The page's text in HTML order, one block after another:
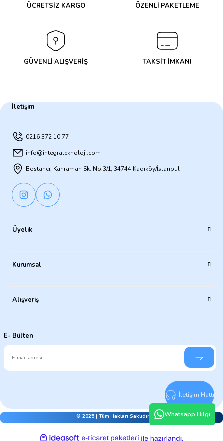
ÜCRETSİZ KARGO ÖZENLİ PAKETLEME
GÜVENLİ ALIŞVERİŞ TAKSİT İMKANI
İletişim
0216 372 10 77
info@integrateknoloji.com
Bostancı, Kahraman Sk. No:3/1, 34744 Kadıköy/İstanbul
Üyelik
Kurumsal
Alışveriş
E- Bülten
İletişim Hattı
© 2025 | Tüm Hakları Saklıdır. Whatsapp Bilgi
ideasoft e-